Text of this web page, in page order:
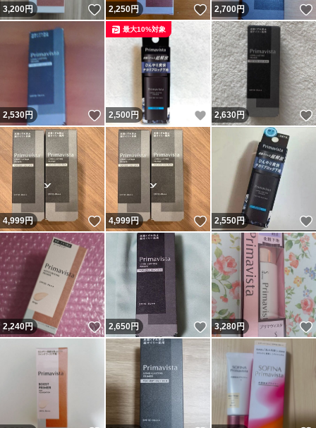
3,200円 いいね！
2,250円 いいね！
2,700円
2,530円 いいね！
2,500 円 いいね！
最大10%対象
2,630円
4,999円 いいね！
4,999円 いいね！
2,550円
2,240円 いいね！
2,650円 いいね！
3,280円